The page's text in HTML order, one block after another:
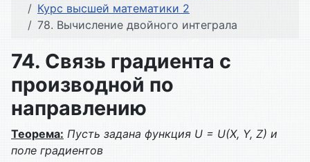
Курс высшей математики 2
78. Вычисление двойного интеграла
74. Связь градиента с
производной по
направлению
Теорема: Пусть задана функция U = U(X, Y, Z) и
поле градиентов